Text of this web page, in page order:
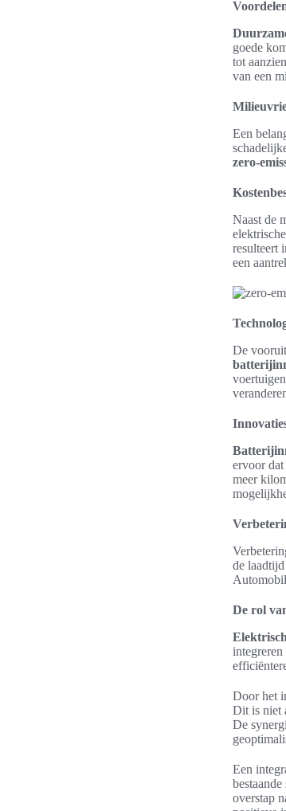
goede
tot
van een
Een
zero-
Naast de
resulteert
een
De
ervoor
meer
de
De rol
Door het
Dit is niet
De
Een
overstap